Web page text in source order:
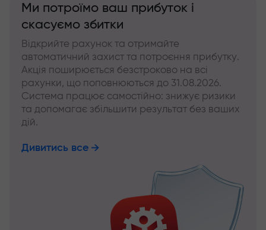
Ми потроїмо ваш прибуток і
скасуємо збитки
Відкрийте рахунок та отримайте
автоматичний захист та потроєння прибутку.
Акція поширюється безстроково на всі
рахунки, що поповнюються до 31.08.2026.
Система працює самостійно: знижує ризики
та допомагає збільшити результат без ваших
дій.
Дивитись все